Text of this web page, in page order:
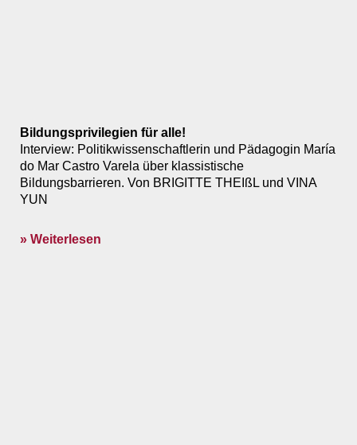
Bildungsprivilegien für alle!
Interview: Politikwissenschaftlerin und Pädagogin María
do Mar Castro Varela über klassistische
Bildungsbarrieren. Von BRIGITTE THEIßL und VINA
YUN
» Weiterlesen